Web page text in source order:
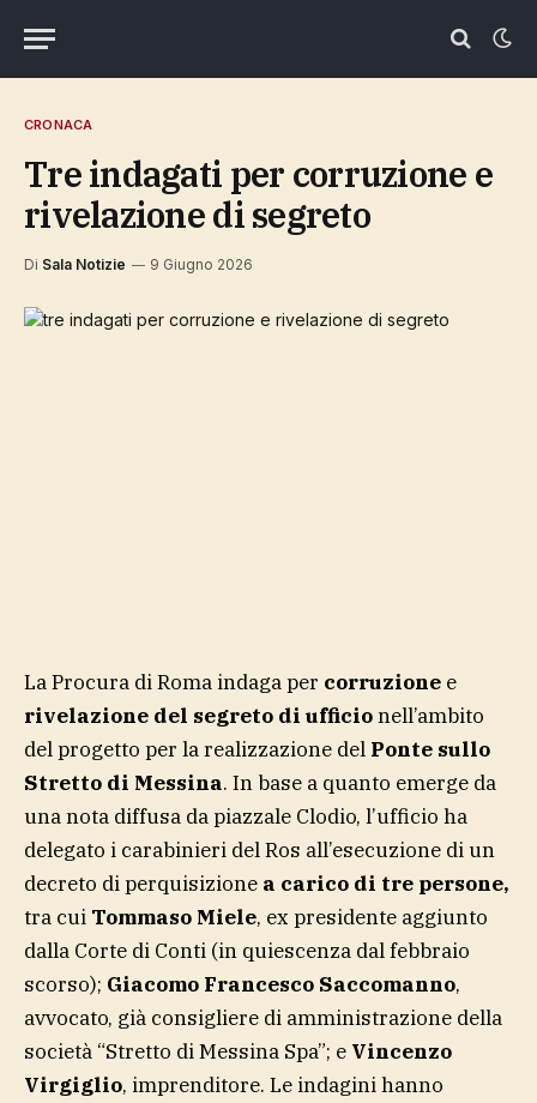
CRONACA
tre indagati per corruzione e
rivelazione di segreto
Di Sala Notizie 9 Giugno 2026
La Procura di Roma indaga per corruzione e
rivelazione del segreto di ufficionell’ambito
del progetto per la realizzazione del Ponte sullo
Stretto di Messina. In base a quanto emerge da
una nota diffusa da piazzale Clodio, l’ufficio ha
delegato i carabinieri del Ros all’esecuzione di un
decreto di perquisizione a carico di tre persone,
tra cui Tommaso Miele, ex presidente aggiunto
dalla Corte di Conti (in quiescenza dal febbraio
scorso); Giacomo Francesco Saccomanno,
avvocato, già consigliere di amministrazione della
società “Stretto di Messina Spa”; e Vincenzo
Virgiglio, imprenditore. Le indagini hanno